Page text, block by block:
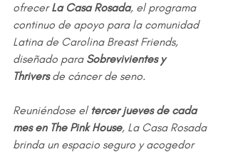
ofrecer La Casa Rosada, el programa
continuo de apoyo para la comunidad
Latina de Carolina Breast Friends,
diseñado para Sobrevivientes y
Thrivers de cáncer de seno.
Reuniéndose el tercer jueves de cada
mes en The Pink House, La Casa Rosada
brinda un espacio seguro y acogedor